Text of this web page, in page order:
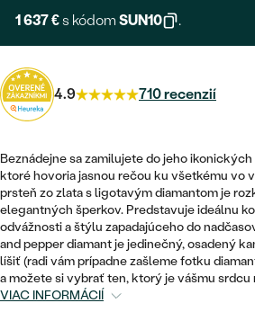
VYKROJENÉ
VINTAGE
NETRADIČNÉ
TEPANÉ
RUČNE RYTÉ
S VÝPLŇOU
SET ZÁSNUBNÉHO
OBRÚČOK
NETRADIČNÉ
ZOSTAVTE SI PRSTEŇ
ZAČAŤ S PRSTEŇOM
ZAČAŤ S DIAMANTOM
ZAČAŤ S LABGROWN
NÁUŠNICE
PRÍVESKY
SETY
PÁNSKE ŠPERKY
DETSKÉ ŠPERKY
MINIMALISTICKÉ
VISIACE
SOLITÉR
V TVARE SRDCA
DETSKÉ
PIERCING
PODĽA ŠTÝLU
NARODENIE DIEŤAŤA
SO ZNAMENÍM
MINIMALISTICKÉ
MEDAILÓNY
STRIEBORNÉ
PLATINOVÉ
PODĽA ŠTÝLU
ETERNITY
MINIMALISTICKÉ
STATEMENT
PEČATNÉ
1 637 €s kódom SUN10 .
4.9 710 recenzií
Beznádejne sa zamilujete do jeho
ktoré hovoria jasnou rečou ku všetkému vo
prsteň zo zlata s ligotavým diamantom je
elegantných šperkov. Predstavuje ideálnu
odvážnosti a štýlu zapadajúceho do
and pepper diamant je jedinečný, osadený
líšiť (radi vám prípadne zašleme fotku
a možete si vybrať ten, ktorý je vášmu srdcu
VIAC INFORMÁCIÍ